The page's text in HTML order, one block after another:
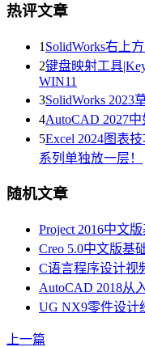
热评文章
1 SolidWorks右上
2键盘映射工具
WIN11
3SolidWorks 2023
4AutoCAD 2027
5Excel 2024图表
系列单独放一层！
随机文章
Project 2016中文
Creo 5.0中文版基
C语言程序设计视
AutoCAD 2018从
UG NX9零件设计
上一篇